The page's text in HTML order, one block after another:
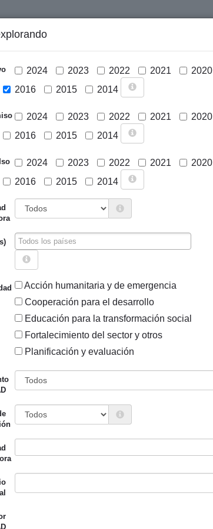
Sigue explorando
2024 2023 2022 2021 2020
2016 2015 2014
2024 2023 2022 2021 2020
2016 2015 2014
2024 2023 2022 2021 2020
2016 2015 2014
Acción humanitaria y de emergencia
Cooperación para el desarrollo
Educación para la transformación social
Fortalecimiento del sector y otros
Planificación y evaluación
PROYECTOS VIGENTES EN 2016.
Foral de Gipuzkoa,
de Cooperación al
,Ayuntamiento de
de Zarautz
Euskal Fondoa